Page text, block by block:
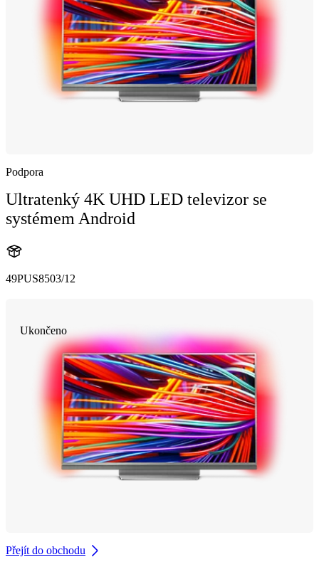
Podpora
Ultratenký 4K UHD LED televizor se
systémem Android
49PUS8503/12
Ukončeno
Přejít do obchodu